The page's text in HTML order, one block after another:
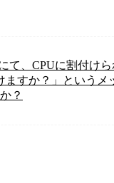
て、CPUに割付け
すか？」というメ
？